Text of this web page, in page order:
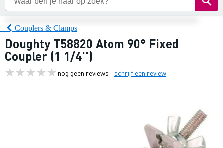
Couplers & Clamps
Doughty T58820 Atom 90° Fixed
Coupler (1 1/4'')
nog geen reviews schrijf een review